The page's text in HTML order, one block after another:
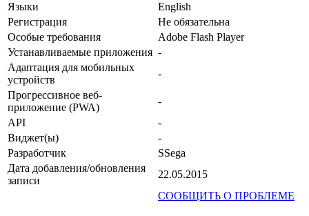
Языки
English
Регистрация
Не обязательна
Особые требования
Adobe Flash Player
Устанавливаемые приложения -
Адаптация для мобильных
устройств
-
Прогрессивное веб-
приложение (PWA)
-
API
-
Виджет(ы)
-
Разработчик
SSega
Дата добавления/обновления
записи
22.05.2015
СООБЩИТЬ О ПРОБЛЕМЕ